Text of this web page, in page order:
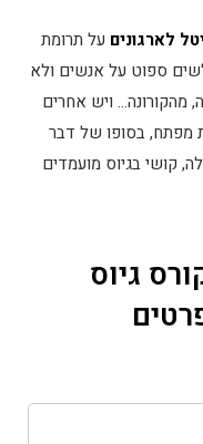
לארגונים על תרומת
ספוט על אנשים ולא
מהקורונה… ויש אחרים
מפתח, בסופו של דבר
קושי בגיוס מועמדים
גיוס